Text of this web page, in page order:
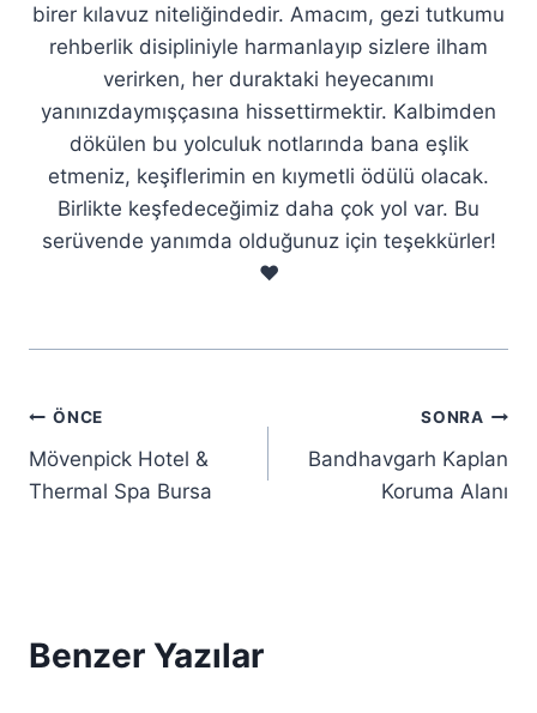
birer kılavuz niteliğindedir. Amacım, gezi tutkumu
rehberlik disipliniyle harmanlayıp sizlere ilham
verirken, her duraktaki heyecanımı
yanınızdaymışçasına hissettirmektir. Kalbimden
dökülen bu yolculuk notlarında bana eşlik
etmeniz, keşiflerimin en kıymetli ödülü olacak.
Birlikte keşfedeceğimiz daha çok yol var. Bu
serüvende yanımda olduğunuz için teşekkürler!
❤️
Yazı
gezinmesi
ÖNCE
Mövenpick Hotel &
Thermal Spa Bursa
SONRA
Bandhavgarh Kaplan
Koruma Alanı
Benzer Yazılar